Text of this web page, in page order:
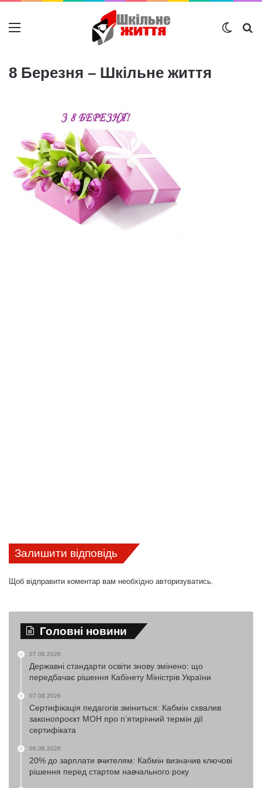
Меню
8 Березня – Шкільне життя
Залишити відповідь
Щоб відправити коментар вам необхідно авторизуватись.
Головні новини
07.08.2026
Державні стандарти освіти знову змінено: що
передбачає рішення Кабінету Міністрів України
07.08.2026
Сертифікація педагогів зміниться: Кабмін схвалив
законопроєкт МОН про п’ятирічний термін дії
сертифіката
06.08.2026
20% до зарплати вчителям: Кабмін визначив ключові
рішення перед стартом навчального року